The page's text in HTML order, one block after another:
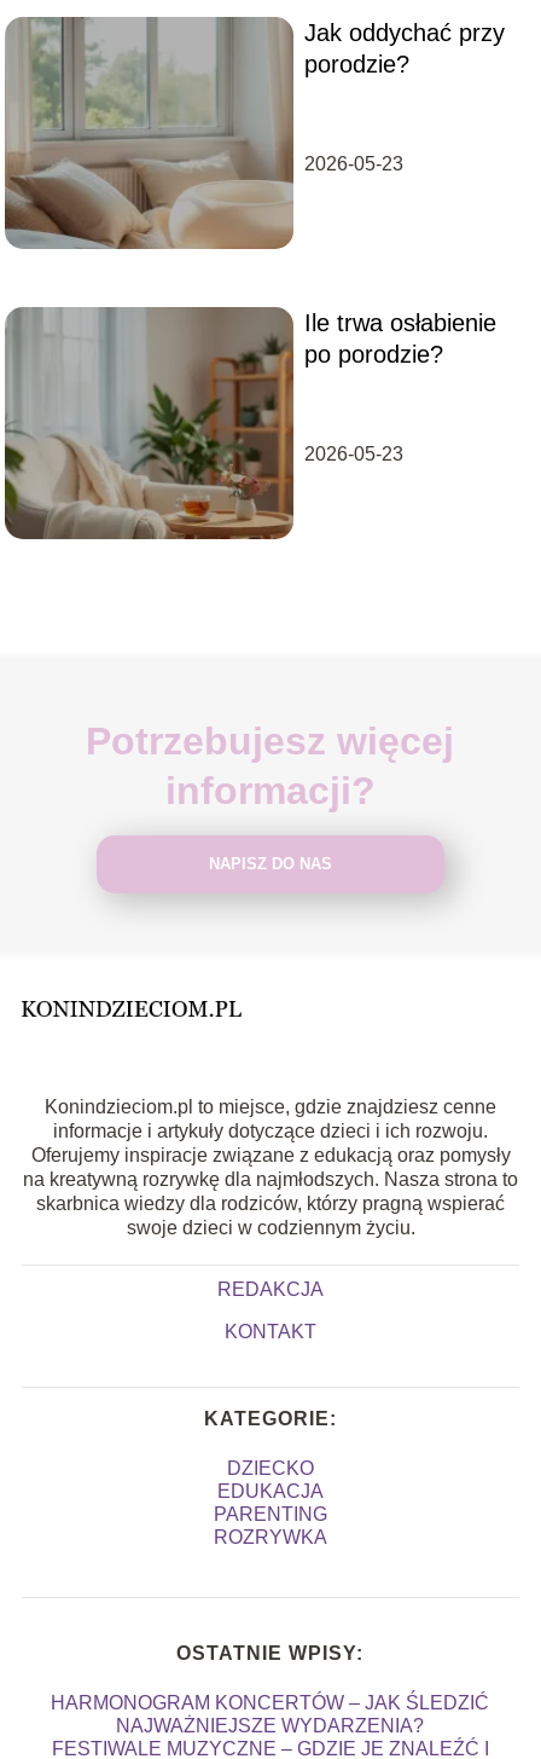
Jak oddychać przy
porodzie?
2026-05-23
Ile trwa osłabienie
po porodzie?
2026-05-23
Potrzebujesz więcej
informacji?
NAPISZ DO NAS
Konindzieciom.pl to miejsce, gdzie znajdziesz cenne
informacje i artykuły dotyczące dzieci i ich rozwoju.
Oferujemy inspiracje związane z edukacją oraz pomysły
na kreatywną rozrywkę dla najmłodszych. Nasza strona to
skarbnica wiedzy dla rodziców, którzy pragną wspierać
swoje dzieci w codziennym życiu.
REDAKCJA
KONTAKT
KATEGORIE:
DZIECKO
EDUKACJA
PARENTING
ROZRYWKA
OSTATNIE WPISY:
HARMONOGRAM KONCERTÓW – JAK ŚLEDZIĆ
NAJWAŻNIEJSZE WYDARZENIA?
FESTIWALE MUZYCZNE – GDZIE JE ZNALEŹĆ I